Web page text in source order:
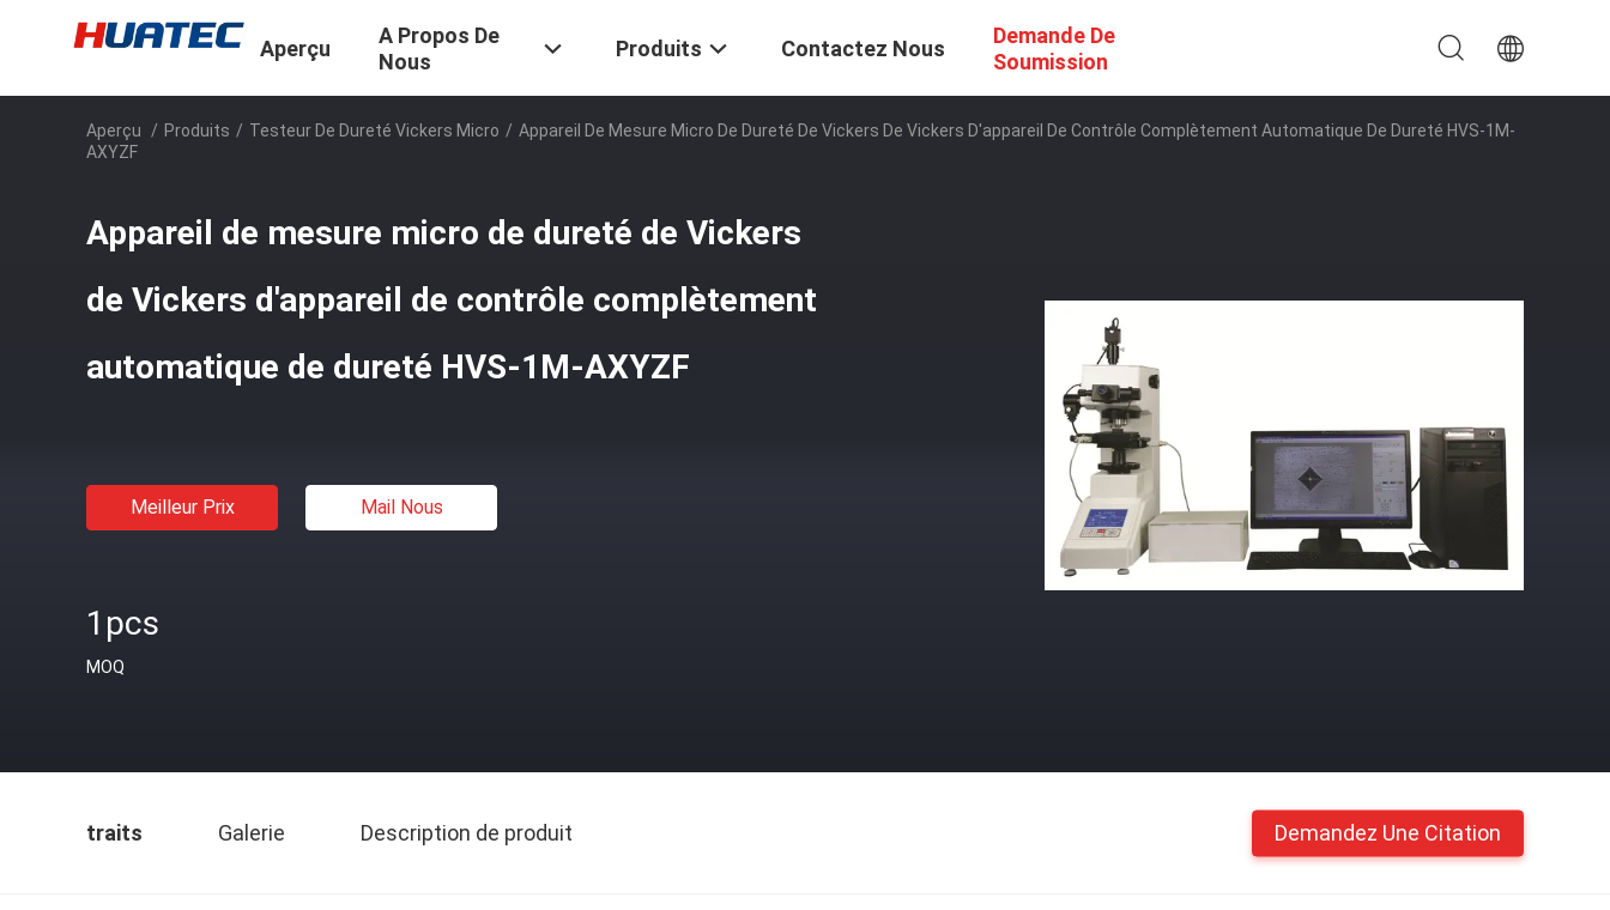
Aperçu
A Propos De
Nous
Produits Contactez Nous
Demande De
Soumission
Aperçu / Produits / Testeur De Dureté Vickers Micro / Appareil De Mesure Micro De Dureté De Vickers De Vickers D'appareil De Contrôle Complètement Automatique De Dureté HVS-1M-
AXYZF
Appareil de mesure micro de dureté de Vickers
de Vickers d'appareil de contrôle complètement
automatique de dureté HVS-1M-AXYZF
Meilleur Prix Mail Nous
1pcs
MOQ
traits Galerie Description de produit Demandez Une Citation